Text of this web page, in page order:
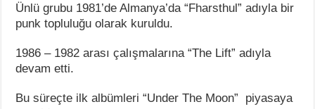
Ünlü grubu 1981’de Almanya’da “Fharsthul” adıyla bir
punk topluluğu olarak kuruldu.
1986 – 1982 arası çalışmalarına “The Lift” adıyla
devam etti.
Bu süreçte ilk albümleri “Under The Moon” piyasaya